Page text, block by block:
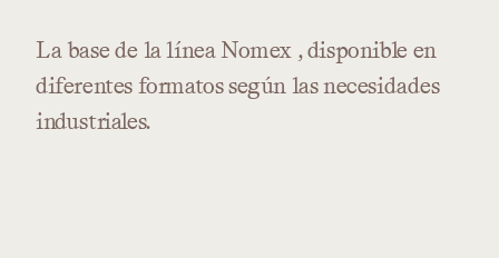
Labase de lalíneaNomex ,disponible en
diferentes formatossegún lasnecesidades
industriales.